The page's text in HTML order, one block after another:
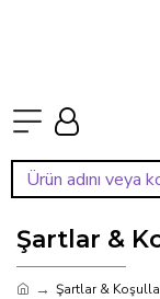
Şartlar &
Şartlar &